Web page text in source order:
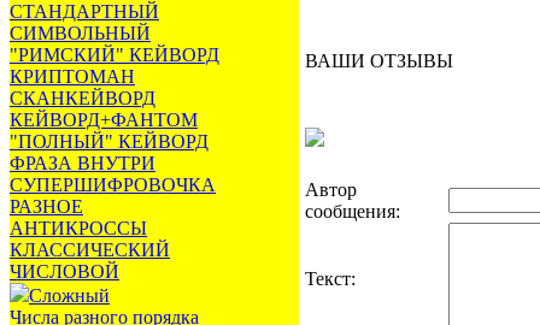
СТАНДАРТНЫЙ
СИМВОЛЬНЫЙ
"РИМСКИЙ" КЕЙВОРД
КРИПТОМАН
СКАНКЕЙВОРД
КЕЙВОРД+ФАНТОМ
"ПОЛНЫЙ" КЕЙВОРД
ФРАЗА ВНУТРИ
СУПЕРШИФРОВОЧКА
РАЗНОЕ
АНТИКРОССЫ
КЛАССИЧЕСКИЙ
ЧИСЛОВОЙ
Сложный
Числа разного порядка
ВАШИ ОТЗЫВЫ
Автор
сообщения:
Текст: